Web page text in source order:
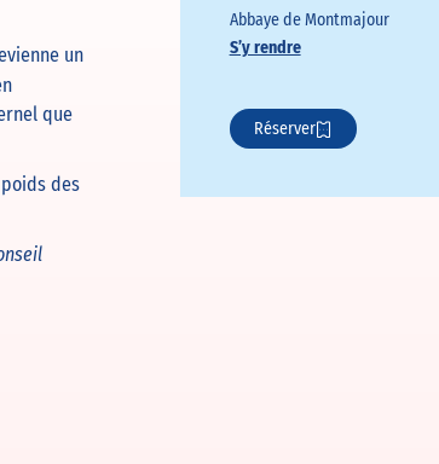
Abbaye de Montmajour
S’y rendre
Réserver
un
que
des